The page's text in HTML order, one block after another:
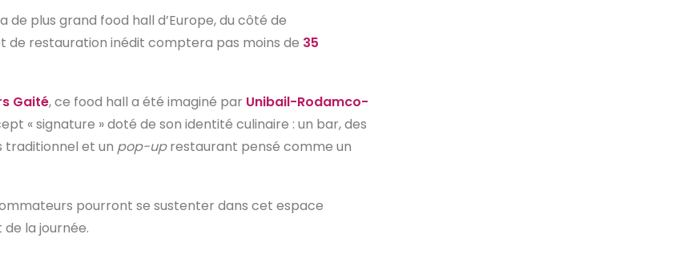
plus grand food hall d’Europe, du côté de
de restauration inédit comptera pas moins de 35
Gaité, ce food hall a été imaginé par Unibail-Rodamco-
« signature » doté de son identité culinaire : un bar, des
traditionnel et un pop-uprestaurant pensé comme un
pourront se sustenter dans cet espace
la journée.